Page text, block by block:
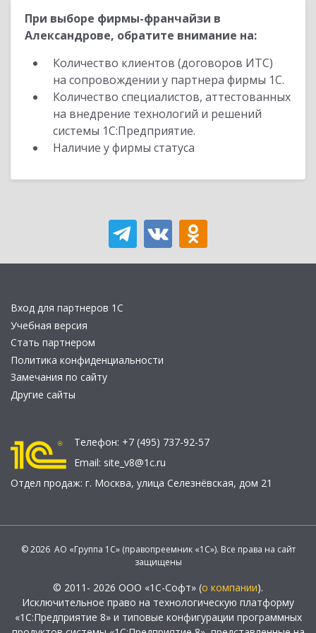
При выборе фирмы-франчайзи в
Александрове, обратите внимание на:
Количество клиентов (договоров ИТС)
на сопровождении у партнера фирмы 1С.
Количество специалистов, аттестованных
на внедрение технологий и решений
системы 1С:Предприятие.
Наличие у фирмы статуса
Вход для партнеров 1С
Учебная версия
Стать партнером
Политика конфиденциальности
Замечания по сайту
Другие сайты
Телефон: +7 (495) 737-92-57
Email: site_v8@1c.ru
Отдел продаж: г. Москва, улица Селезнёвская, дом 21
© 2026 АО «Группа 1С» (правопреемник «1С»). Все права на сайт
защищены
© 2011- 2026 ООО «1С-Софт» (о компании).
Исключительное право на технологическую платформу
«1С:Предприятие 8» и типовые конфигурации программных